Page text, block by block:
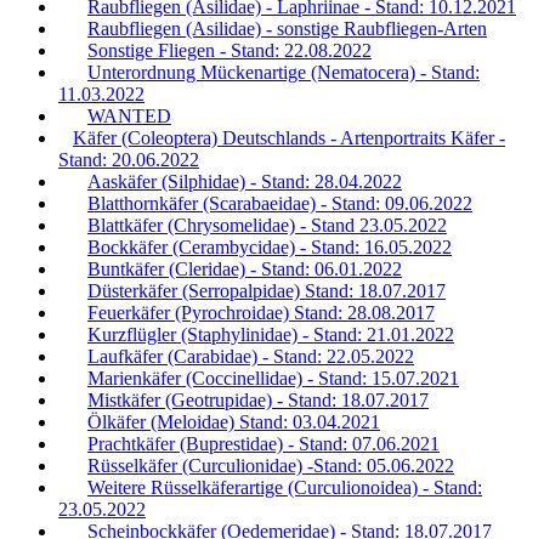
Raubfliegen (Asilidae) - Laphriinae - Stand: 10.12.2021
Raubfliegen (Asilidae) - sonstige Raubfliegen-Arten
Sonstige Fliegen - Stand: 22.08.2022
Unterordnung Mückenartige (Nematocera) - Stand:
11.03.2022
WANTED
Käfer (Coleoptera) Deutschlands - Artenportraits Käfer -
Stand: 20.06.2022
Aaskäfer (Silphidae) - Stand: 28.04.2022
Blatthornkäfer (Scarabaeidae) - Stand: 09.06.2022
Blattkäfer (Chrysomelidae) - Stand 23.05.2022
Bockkäfer (Cerambycidae) - Stand: 16.05.2022
Buntkäfer (Cleridae) - Stand: 06.01.2022
Düsterkäfer (Serropalpidae) Stand: 18.07.2017
Feuerkäfer (Pyrochroidae) Stand: 28.08.2017
Kurzflügler (Staphylinidae) - Stand: 21.01.2022
Laufkäfer (Carabidae) - Stand: 22.05.2022
Marienkäfer (Coccinellidae) - Stand: 15.07.2021
Mistkäfer (Geotrupidae) - Stand: 18.07.2017
Ölkäfer (Meloidae) Stand: 03.04.2021
Prachtkäfer (Buprestidae) - Stand: 07.06.2021
Rüsselkäfer (Curculionidae) -Stand: 05.06.2022
Weitere Rüsselkäferartige (Curculionoidea) - Stand:
23.05.2022
Scheinbockkäfer (Oedemeridae) - Stand: 18.07.2017